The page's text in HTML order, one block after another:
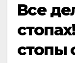
Все
стопы